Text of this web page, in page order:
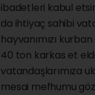
ibadetleri kabul
da ihtiyaç sahibi
hayvanımızı
40 ton karkas et
vatandaşlarımıza
mesai mefhumu